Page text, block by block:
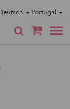
Portugal
0